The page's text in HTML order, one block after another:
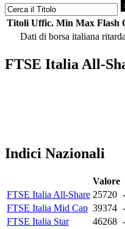
Titoli Uffic. Min Max Flash
Dati di borsa italiana
FTSE Italia All-
Indici Nazionali
Valore
FTSE Italia All-Share 25720
FTSE Italia Mid Cap 39374
FTSE Italia Star
46268